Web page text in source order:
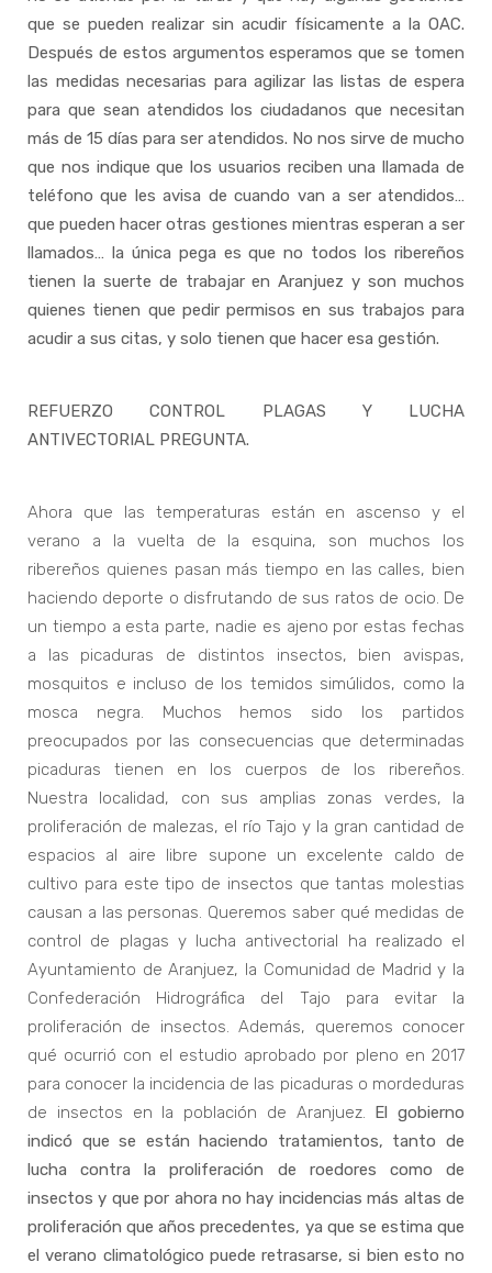
que se pueden realizar sin acudir físicamente a la OAC.
Después de estos argumentos esperamos que se tomen
las medidas necesarias para agilizar las listas de espera
para que sean atendidos los ciudadanos que necesitan
más de 15 días para ser atendidos. No nos sirve de mucho
que nos indique que los usuarios reciben una llamada de
teléfono que les avisa de cuando van a ser atendidos…
que pueden hacer otras gestiones mientras esperan a ser
llamados… la única pega es que no todos los ribereños
tienen la suerte de trabajar en Aranjuez y son muchos
quienes tienen que pedir permisos en sus trabajos para
acudir a sus citas, y solo tienen que hacer esa gestión.
REFUERZO CONTROL PLAGAS Y LUCHA
ANTIVECTORIAL PREGUNTA.
Ahora que las temperaturas están en ascenso y el
verano a la vuelta de la esquina, son muchos los
ribereños quienes pasan más tiempo en las calles, bien
haciendo deporte o disfrutando de sus ratos de ocio. De
un tiempo a esta parte, nadie es ajeno por estas fechas
a las picaduras de distintos insectos, bien avispas,
mosquitos e incluso de los temidos simúlidos, como la
mosca negra. Muchos hemos sido los partidos
preocupados por las consecuencias que determinadas
picaduras tienen en los cuerpos de los ribereños.
Nuestra localidad, con sus amplias zonas verdes, la
proliferación de malezas, el río Tajo y la gran cantidad de
espacios al aire libre supone un excelente caldo de
cultivo para este tipo de insectos que tantas molestias
causan a las personas. Queremos saber qué medidas de
control de plagas y lucha antivectorial ha realizado el
Ayuntamiento de Aranjuez, la Comunidad de Madrid y la
Confederación Hidrográfica del Tajo para evitar la
proliferación de insectos. Además, queremos conocer
qué ocurrió con el estudio aprobado por pleno en 2017
para conocer la incidencia de las picaduras o mordeduras
de insectos en la población de Aranjuez. El gobierno
indicó que se están haciendo tratamientos, tanto de
lucha contra la proliferación de roedores como de
insectos y que por ahora no hay incidencias más altas de
proliferación que años precedentes, ya que se estima que
el verano climatológico puede retrasarse, si bien esto no